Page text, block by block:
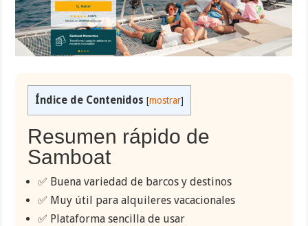
Índice de Contenidos [mostrar]
Resumen rápido de
Samboat
✅ Buena variedad de barcos y destinos
✅ Muy útil para alquileres vacacionales
✅ Plataforma sencilla de usar